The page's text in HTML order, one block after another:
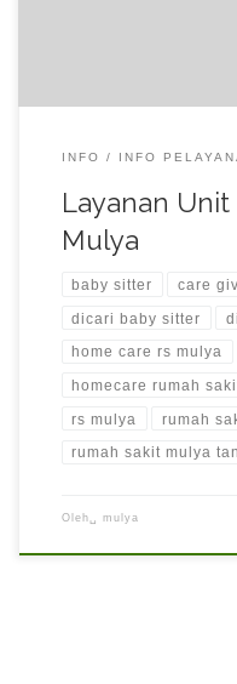
INFO INFO
Layanan Unit
Mulya
baby sitter care
dicari baby sitter
home care rs mulya
homecare rumah
rs mulya rumah
rumah sakit mulya
Oleh␣ mulya